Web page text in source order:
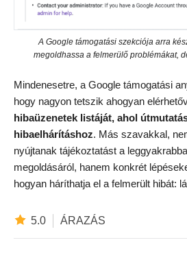
A Google támogatási szekciója arra
megoldhassa a felmerülő problémákat,
Mindenesetre, a Google támogatási
hogy nagyon tetszik ahogyan
hibaüzenetek listáját, ahol
hibaelhárításhoz. Más szavakkal,
nyújtanak tájékoztatást a
megoldásáról, hanem konkrét
hogyan háríthatja el a felmerült hibát:
5.0 ÁRAZÁS